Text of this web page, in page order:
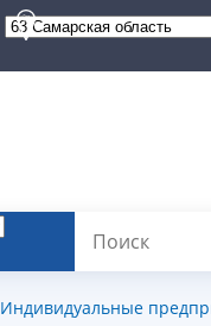
Индивидуальные